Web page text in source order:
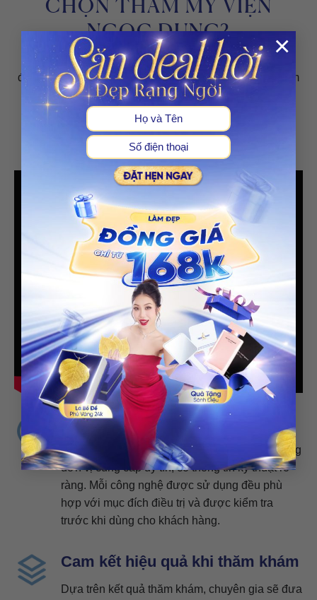
×
CHỌN THẨM MỸ VIỆN
NGỌC DUNG?
Thẩm mỹ viện Ngọc Dung cung cấp dịch vụ làm đẹp
được xây dựng dựa trên trải nghiệm và cảm giác an tâm
của khách hàng, đồng hành cùng khách hàng trong và
sau quá trình điều trị.
Công nghệ tiên tiến
Hệ thống máy làm đẹp được lựa chọn từ những
đơn vị cung cấp uy tín, có thông tin kỹ thuật rõ
ràng. Mỗi công nghệ được sử dụng đều phù
hợp với mục đích điều trị và được kiểm tra
trước khi dùng cho khách hàng.
Cam kết hiệu quả khi thăm khám
Dựa trên kết quả thăm khám, chuyên gia sẽ đưa